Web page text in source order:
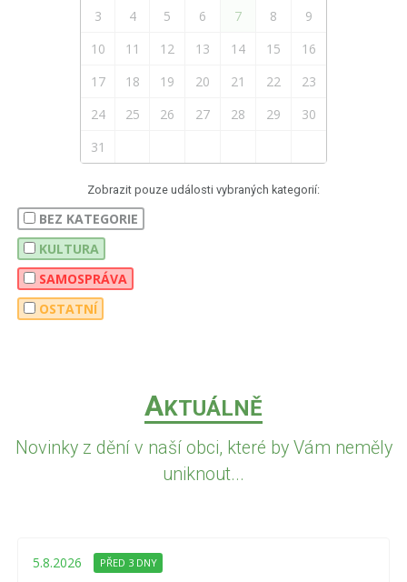
3 4 5 6 7 8
9
10
11 12 13 14 15
16
17
18 19 20 21 22
23
24
25 26 27 28 29
30
31
Zobrazit pouze události vybraných kategorií:
BEZ KATEGORIE
KULTURA
SAMOSPRÁVA
OSTATNÍ
AKTUÁLNĚ
Novinky z dění v naší obci, které by Vám neměly
uniknout...
5.8.2026 PŘED 3 DNY